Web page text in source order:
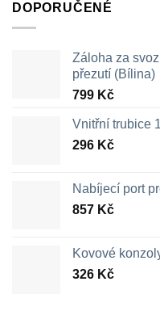
DOPORUČENÉ
Záloha za
přezutí (Bílina)
799 Kč
Vnitřní trubice
296 Kč
Nabíjecí port
857 Kč
Kovové
326 Kč